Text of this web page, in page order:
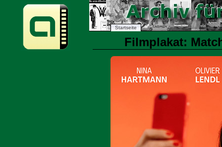
Startseite
Filmplakat: